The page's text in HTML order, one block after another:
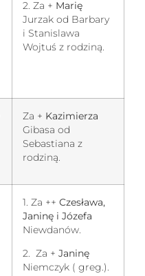
2. Za + Marię
Jurzak od Barbary
i Stanislawa
Wojtuś z rodziną.
Za + Kazimierza
Gibasa od
Sebastiana z
rodziną.
1. Za ++ Czesława,
Janinę i Józefa
Niewdanów.
2. Za + Janinę
Niemczyk ( greg.).